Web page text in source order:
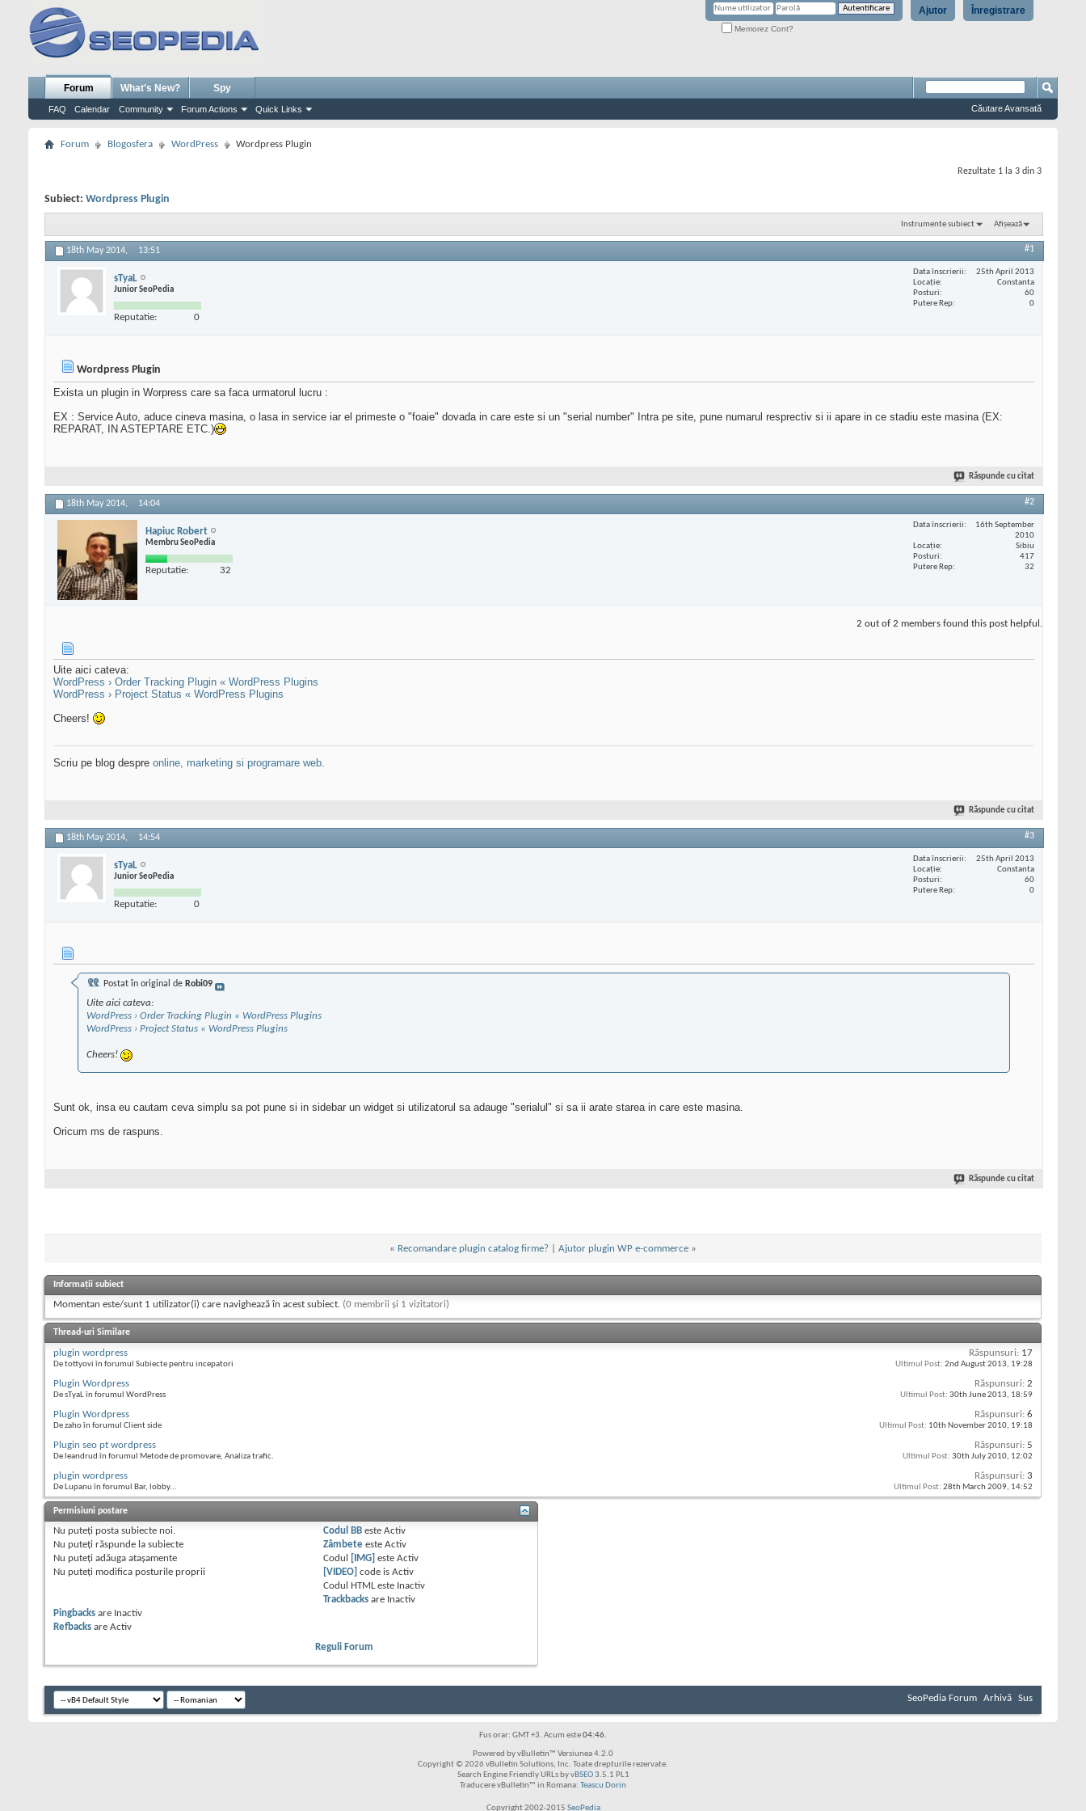
Înregistrare
Ajutor
Memorez Cont?
Forum
FAQ Calendar Community Forum Actions Quick Links
What's New? Spy
Căutare Avansată
Forum Blogosfera WordPress Wordpress Plugin
Rezultate 1 la 3 din 3
Subiect: Wordpress Plugin
Instrumente subiect Afișează
18th May 2014, 13:51 #1
sTyaL
Junior SeoPedia
Reputatie: 0
Data înscrierii
25th April 2013
Locaţie
Constanta
Posturi
60
Putere Rep
0
Wordpress Plugin
Exista un plugin in Worpress care sa faca urmatorul lucru :
EX : Service Auto, aduce cineva masina, o lasa in service iar el primeste o "foaie" dovada in care este si un "serial number" Intra pe site, pune numarul resprectiv si ii apare in ce stadiu este masina (EX:
REPARAT, IN ASTEPTARE ETC.)
Răspunde cu citat
18th May 2014, 14:04 #2
Hapiuc Robert
Membru SeoPedia
Reputatie: 32
Data înscrierii
16th September
2010
Locaţie
Sibiu
Posturi
417
Putere Rep
32
2 out of 2 members found this post helpful.
Uite aici cateva:
WordPress › Order Tracking Plugin « WordPress Plugins
WordPress › Project Status « WordPress Plugins
Cheers!
Scriu pe blog despre online, marketing si programare web.
Răspunde cu citat
18th May 2014, 14:54 #3
sTyaL
Junior SeoPedia
Reputatie: 0
Data înscrierii
25th April 2013
Locaţie
Constanta
Posturi
60
Putere Rep
0
Postat în original de Robi09
Uite aici cateva:
WordPress › Order Tracking Plugin « WordPress Plugins
WordPress › Project Status « WordPress Plugins
Cheers!
Sunt ok, insa eu cautam ceva simplu sa pot pune si in sidebar un widget si utilizatorul sa adauge "serialul" si sa ii arate starea in care este masina.
Oricum ms de raspuns.
Răspunde cu citat
« Recomandare plugin catalog firme? Ajutor plugin WP e-commerce »
Informații subiect
Momentan este/sunt 1 utilizator(i) care navighează în acest subiect. (0 membrii și 1 vizitatori)
Thread-uri Similare
plugin wordpress
De tottyovi în forumul Subiecte pentru incepatori
Răspunsuri: 17
Ultimul Post: 2nd August 2013, 19:28
Plugin Wordpress
De sTyaL în forumul WordPress
Răspunsuri: 2
Ultimul Post: 30th June 2013, 18:59
Plugin Wordpress
De zaho în forumul Client side
Răspunsuri: 6
Ultimul Post: 10th November 2010, 19:18
Plugin seo pt wordpress
De leandrud în forumul Metode de promovare, Analiza trafic.
Răspunsuri: 5
Ultimul Post: 30th July 2010, 12:02
plugin wordpress
De Lupanu în forumul Bar, lobby...
Răspunsuri: 3
Ultimul Post: 28th March 2009, 14:52
Permisiuni postare
Nu puteţi posta subiecte noi.
Nu puteţi răspunde la subiecte
Nu puteţi adăuga ataşamente
Nu puteţi modifica posturile proprii
Codul BB esteActiv
Zâmbete esteActiv
Codul
[IMG] esteActiv
[VIDEO] code isActiv
Codul HTML este Inactiv
Trackbacks are Inactiv
Pingbacks are Inactiv
Refbacks are Activ
Reguli Forum
SeoPedia Forum Arhivă Sus
Fus orar: GMT +3. Acum este04:46.
Powered by vBulletin™ Versiunea 4.2.0
Copyright © 2026 vBulletin Solutions, Inc. Toate drepturile rezervate.
Search Engine Friendly URLs byvBSEO3.5.1 PL1
Traducere vBulletin™ in Romana: Teascu Dorin
Copyright 2002-2015 SeoPedia